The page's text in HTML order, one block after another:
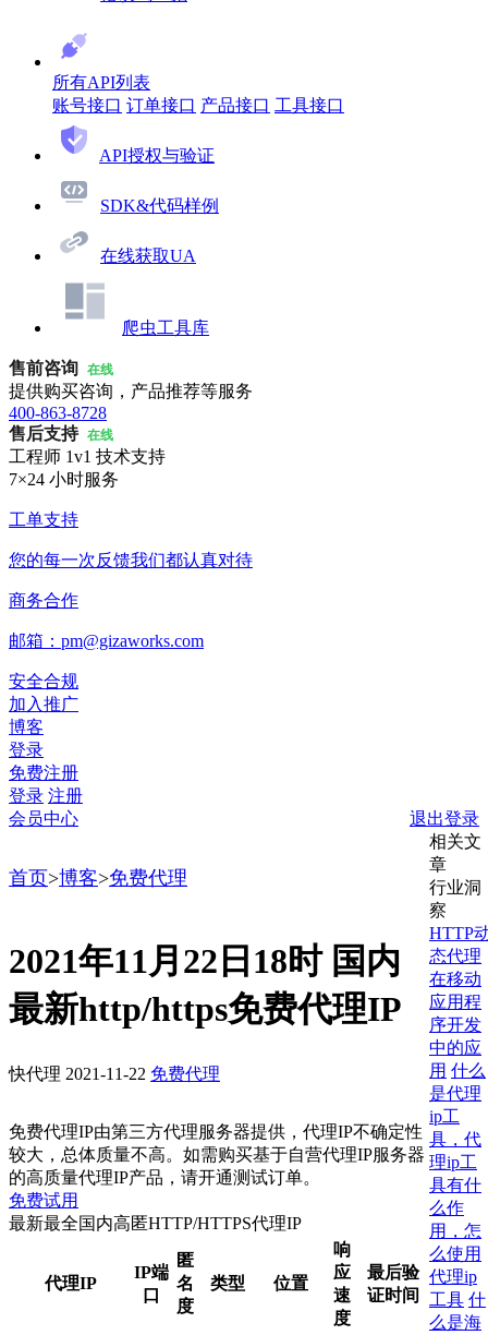
所有API列表
账号接口 订单接口 产品接口 工具接口
API授权与验证
SDK&代码样例
在线获取UA
爬虫工具库
售前咨询 在线
提供购买咨询，产品推荐等服务
400-863-8728
售后支持 在线
工程师 1v1 技术支持
7×24 小时服务
工单支持
您的每一次反馈我们都认真对待
商务合作
邮箱：pm@gizaworks.com
安全合规
加入推广
博客
登录
免费注册
登录 注册
会员中心
退出登录
首页>博客>免费代理
2021年11月22日18时 国内
最新http/https免费代理IP
快代理 2021-11-22 免费代理
免费代理IP由第三方代理服务器提供，代理IP不确定性
较大，总体质量不高。如需购买基于自营代理IP服务器
的高质量代理IP产品，请开通测试订单。
免费试用
最新最全国内高匿HTTP/HTTPS代理IP
代理IP
IP端
口
匿
名
度
类型 位置
响
应
速
度
最后验
证时间
相关文
章
行业洞
察
HTTP
态代理
在移动
应用程
序开发
中的应
用 什么
是代理
ip工
具，代
理ip工
具有什
么作
用，怎
么使用
代理ip
工具 什
么是海